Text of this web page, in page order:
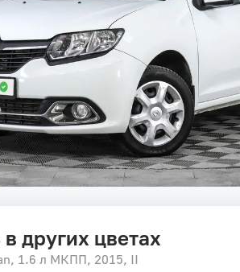
других цветах
1.6 л МКПП, 2015, II